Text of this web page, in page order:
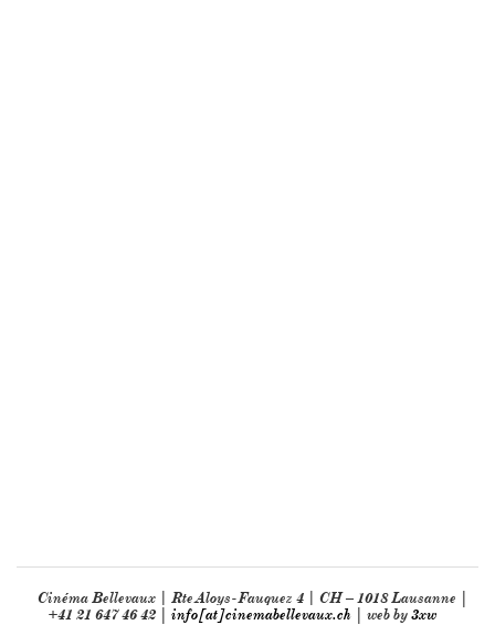
Cinéma Bellevaux | Rte Aloys-Fauquez 4 | CH – 1018 Lausanne |
+41 21 647 46 42 | info[at]cinemabellevaux.ch | web by3xw